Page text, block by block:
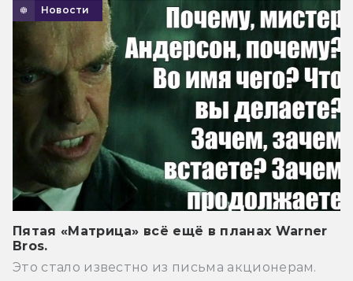
Новости
Пятая «Матрица» всё ещё в планах Warner
Bros.
Это стало известно из письма акционерам.